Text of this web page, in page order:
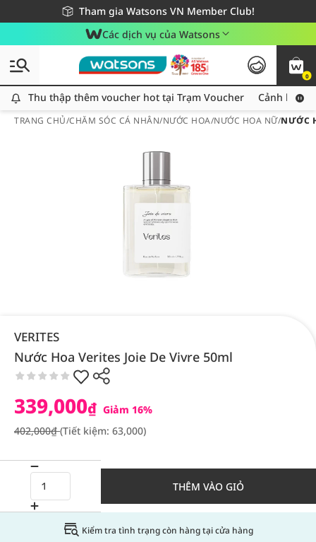
Tham gia Watsons VN Member Club!
Miễn phí giao hàng cho đơn hàng từ 249,000Đ
Giao hàng nhanh 24h - Áp dụng khu vực TP. Hồ Chí Minh
Các dịch vụ của Watsons
0
Thu thập thêm voucher hot tại Trạm Voucher
Thu thập thêm voucher hot tại Trạm Voucher Cảnh báo
TRANG CHỦ/CHĂM SÓC CÁ NHÂN/NƯỚC HOA/NƯỚC HOA NỮ/NƯỚC
VERITES
Nước Hoa Verites Joie De Vivre 50ml
339,000₫ Giảm 16%
402,000₫(Tiết kiệm: 63,000)
THÊM VÀO GIỎ
Kiểm tra tình trạng còn hàng tại cửa hàng